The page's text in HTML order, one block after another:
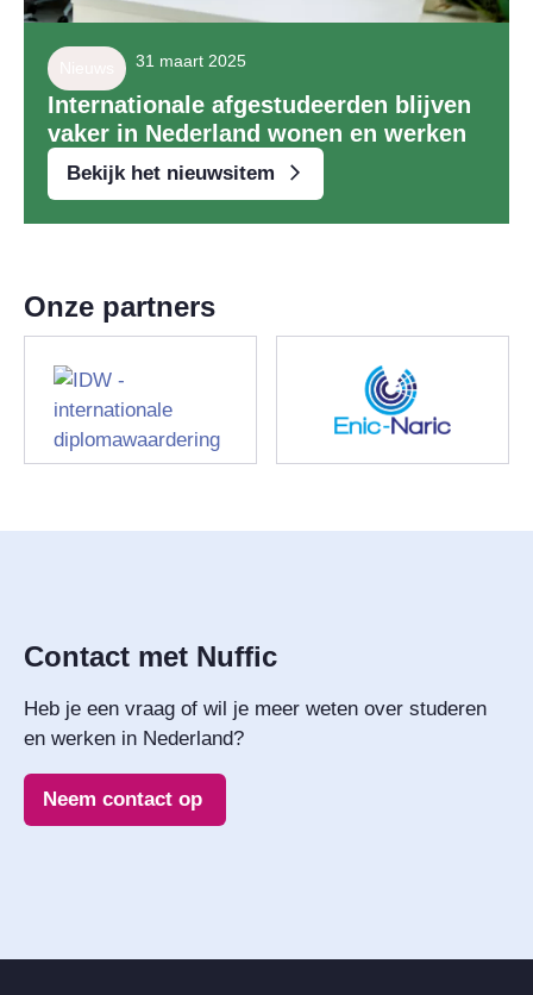
31 maart 2025
Internationale afgestudeerden blijven
vaker in Nederland wonen en werken
Bekijk het nieuwsitem
Onze partners
Contact met Nuffic
Heb je een vraag of wil je meer weten over studeren
en werken in Nederland?
Neem contact op